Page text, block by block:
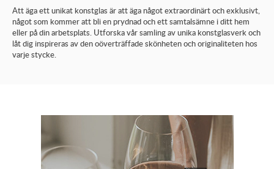
Att äga ett unikat konstglas är att äga något extraordinärt och exklusivt,
något som kommer att bli en prydnad och ett samtalsämne i ditt hem
eller på din arbetsplats. Utforska vår samling av unika konstglasverk och
låt dig inspireras av den oöverträffade skönheten och originaliteten hos
varje stycke.